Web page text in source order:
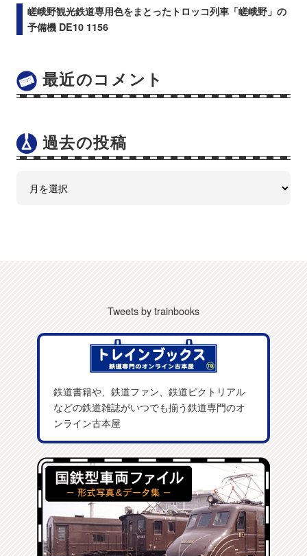
嵯峨野観光鉄道専用色をまとったトロッコ列車「嵯峨野」の
予備機 DE10 1156
最近のコメント
過去の投稿
Tweets by trainbooks
鉄道書籍や、鉄道ファン、鉄道ピクトリアル
などの鉄道雑誌がいつでも揃う鉄道専門のオ
ンライン古本屋